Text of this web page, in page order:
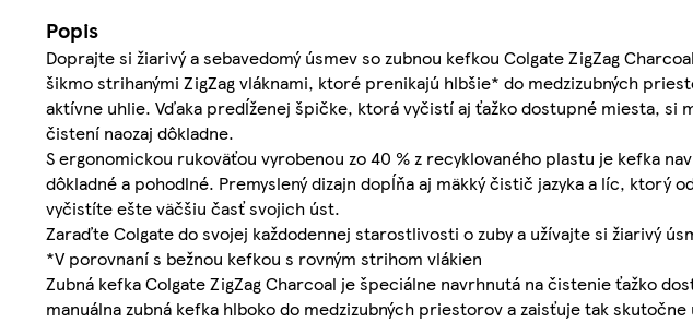
Popis
Doprajte si žiarivý a sebavedomý úsmev so zubnou kefkou Colgate ZigZag
šikmo strihanými ZigZag vláknami, ktoré prenikajú hlbšie* do medzizubných
aktívne uhlie. Vďaka predĺženej špičke, ktorá vyčistí aj ťažko dostupné miesta, si
čistení naozaj dôkladne.
S ergonomickou rukoväťou vyrobenou zo 40 % z recyklovaného plastu je kefka
dôkladné a pohodlné. Premyslený dizajn dopĺňa aj mäkký čistič jazyka a líc, ktorý
vyčistíte ešte väčšiu časť svojich úst.
Zaraďte Colgate do svojej každodennej starostlivosti o zuby a užívajte si žiarivý
*V porovnaní s bežnou kefkou s rovným strihom vlákien
Zubná kefka Colgate ZigZag Charcoal je špeciálne navrhnutá na čistenie ťažko
manuálna zubná kefka hlboko do medzizubných priestorov a zaisťuje tak